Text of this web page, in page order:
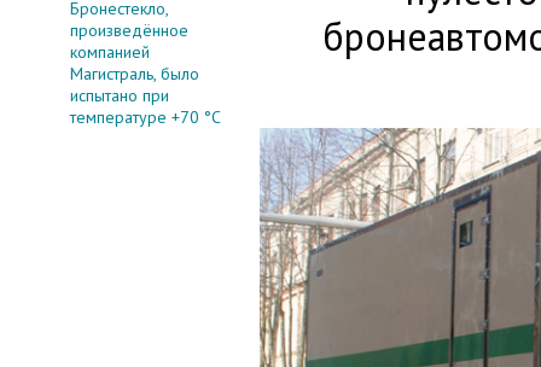
Бронестекло,
произведённое
компанией
Магистраль, было
испытано при
температуре +70 °С